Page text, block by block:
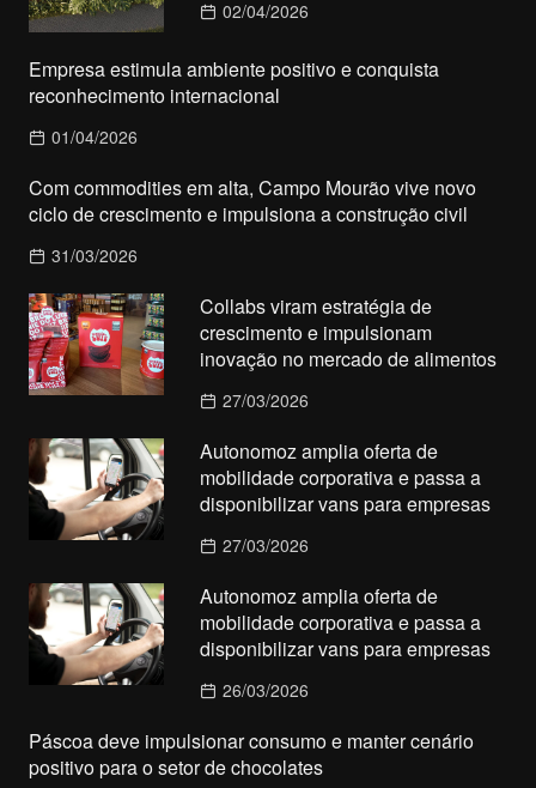
02/04/2026
Empresa estimula ambiente positivo e conquista
reconhecimento internacional
01/04/2026
Com commodities em alta, Campo Mourão vive novo
ciclo de crescimento e impulsiona a construção civil
31/03/2026
Collabs viram estratégia de
crescimento e impulsionam
inovação no mercado de alimentos
27/03/2026
Autonomoz amplia oferta de
mobilidade corporativa e passa a
disponibilizar vans para empresas
27/03/2026
Autonomoz amplia oferta de
mobilidade corporativa e passa a
disponibilizar vans para empresas
26/03/2026
Páscoa deve impulsionar consumo e manter cenário
positivo para o setor de chocolates